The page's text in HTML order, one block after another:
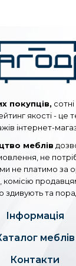
покупців,
якості - це
інтернет-
меблів
не
не платимо за
здивують та
Інформація
меблів
Контакти